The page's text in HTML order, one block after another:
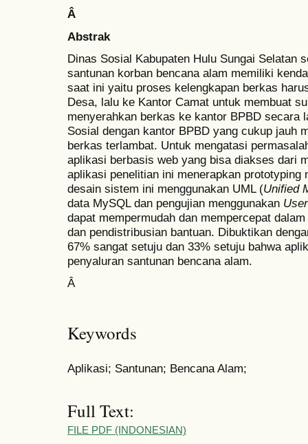
Â
Abstrak
Dinas Sosial Kabupaten Hulu Sungai Selatan
santunan korban bencana alam memiliki
saat ini yaitu proses kelengkapan berkas
Desa, lalu ke Kantor Camat untuk membuat
menyerahkan berkas ke kantor BPBD secara
Sosial dengan kantor BPBD yang cukup jauh
berkas terlambat. Untuk mengatasi
aplikasi berbasis web yang bisa diakses dari
aplikasi penelitian ini menerapkan prototyping
desain sistem ini menggunakan UML (Unified
data MySQL dan pengujian menggunakan
dapat mempermudah dan mempercepat
dan pendistribusian bantuan. Dibuktikan
67% sangat setuju dan 33% setuju bahwa
penyaluran santunan bencana alam.
Â
Keywords
Aplikasi; Santunan; Bencana Alam;
Full Text:
FILE PDF (INDONESIAN)